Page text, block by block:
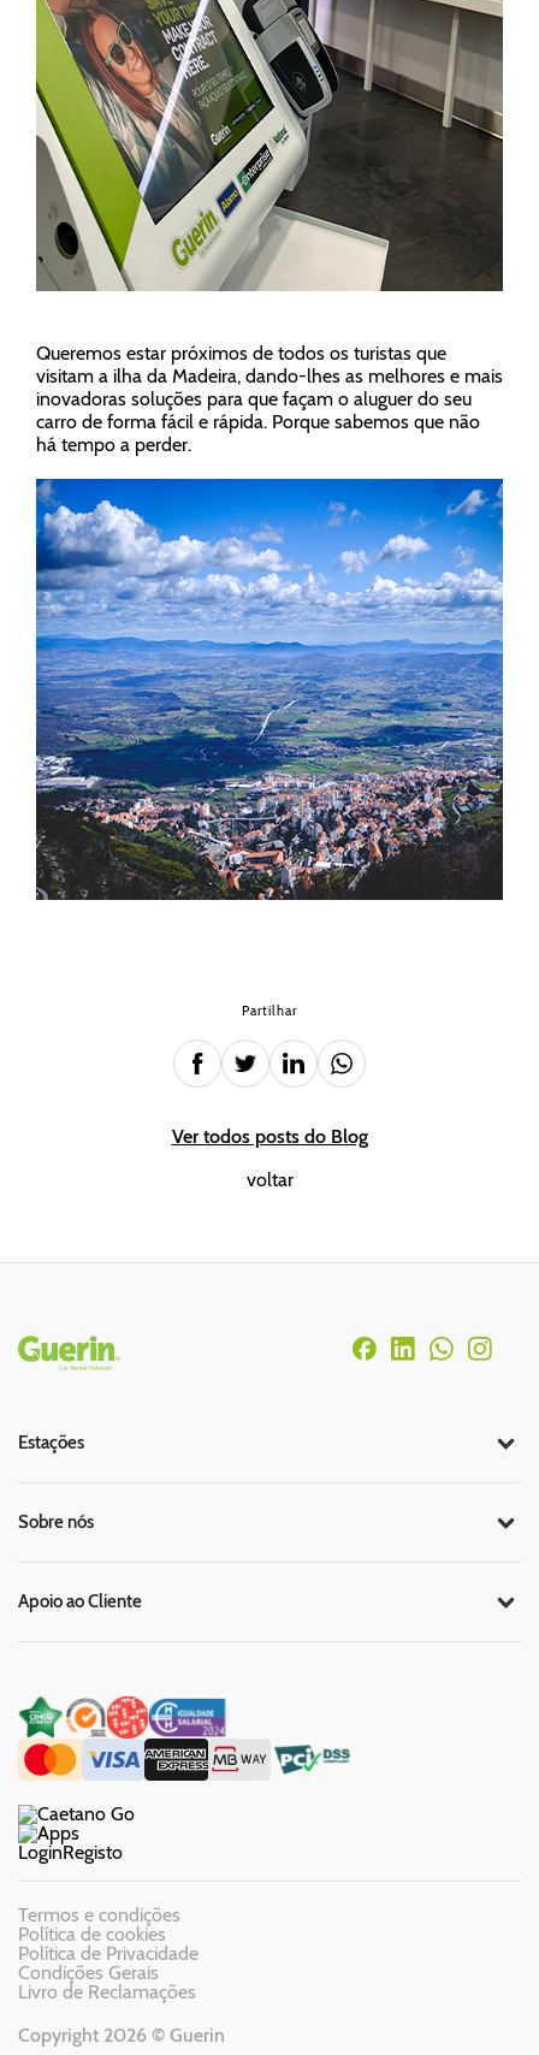
Queremos estar próximos de todos os turistas que
visitam a ilha da Madeira, dando-lhes as melhores e mais
inovadoras soluções para que façam o aluguer do seu
carro de forma fácil e rápida. Porque sabemos que não
há tempo a perder.
Partilhar
Ver todos posts do Blog
voltar
Rodapé
Estações
Sobre nós
Apoio ao Cliente
LoginRegisto
Copyright 2026 © Guerin
Termos e condições
Política de cookies
Política de Privacidade
Condições Gerais
Livro de Reclamações